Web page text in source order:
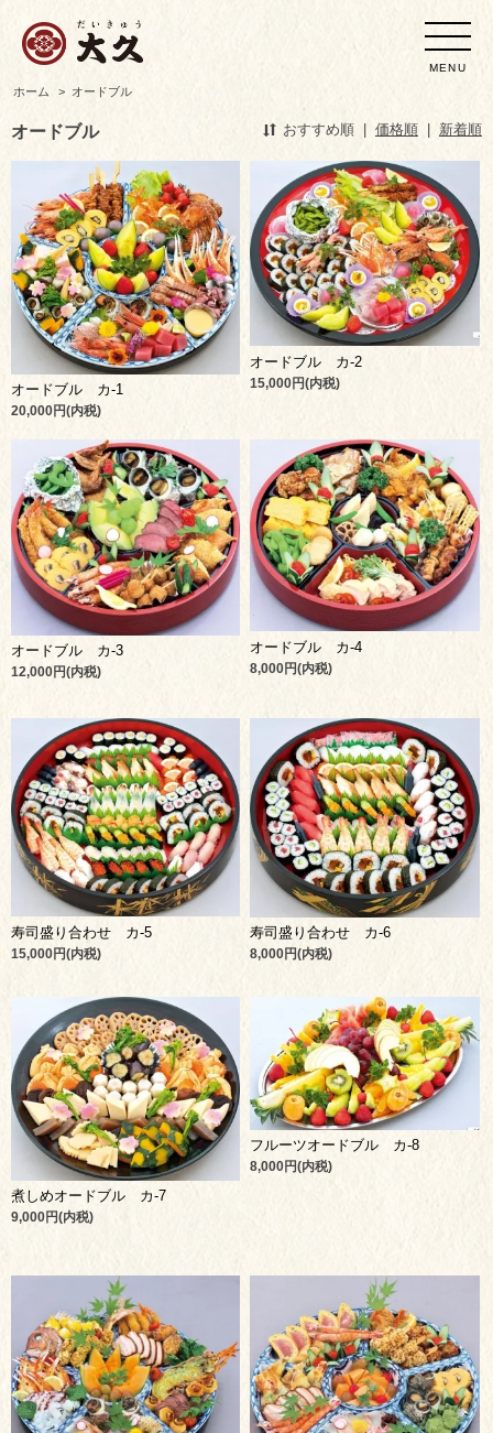
MENU
ホーム > オードブル
オードブル おすすめ順 価格順 新着順
オードブル カ-1
20,000円(内税)
オードブル カ-2
15,000円(内税)
オードブル カ-3
12,000円(内税)
オードブル カ-4
8,000円(内税)
寿司盛り合わせ カ-5
15,000円(内税)
寿司盛り合わせ カ-6
8,000円(内税)
煮しめオードブル カ-7
9,000円(内税)
フルーツオードブル カ-8
8,000円(内税)